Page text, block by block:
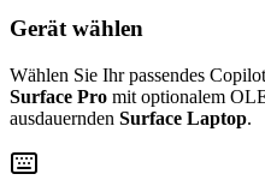
Gerät wählen
Wählen Sie Ihr passendes
Surface Pro mit optionalem
ausdauernden Surface Laptop.